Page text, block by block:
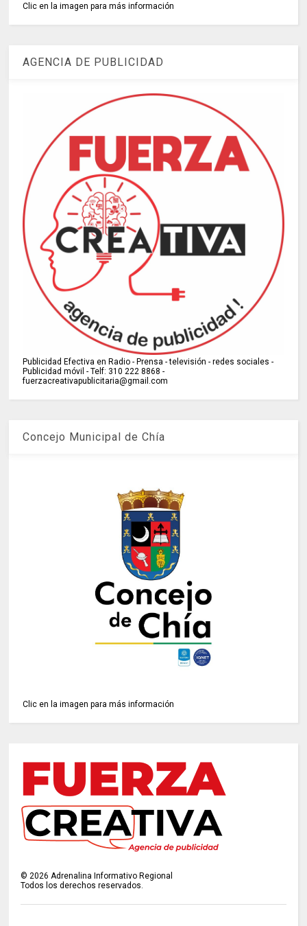
Clic en la imagen para más información
AGENCIA DE PUBLICIDAD
Publicidad Efectiva en Radio - Prensa - televisión - redes sociales -
Publicidad móvil - Telf: 310 222 8868 -
fuerzacreativapublicitaria@gmail.com
Concejo Municipal de Chía
Clic en la imagen para más información
© 2026 Adrenalina Informativo Regional
Todos los derechos reservados.